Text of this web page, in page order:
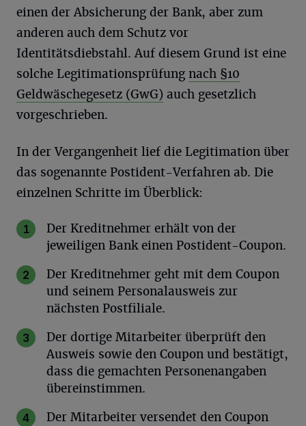
einen der Absicherung der Bank, aber zum
anderen auch dem Schutz vor
Identitätsdiebstahl. Auf diesem Grund ist eine
solche Legitimationsprüfungnach §10
Geldwäschegesetz (GwG) auch gesetzlich
vorgeschrieben.
In der Vergangenheit lief die Legitimation über
das sogenannte Postident-Verfahren ab. Die
einzelnen Schritte im Überblick:
Der Kreditnehmer erhält von der
jeweiligen Bank einen Postident-Coupon.
Der Kreditnehmer geht mit dem Coupon
und seinem Personalausweis zur
nächsten Postfiliale.
Der dortige Mitarbeiter überprüft den
Ausweis sowie den Coupon und bestätigt,
dass die gemachten Personenangaben
übereinstimmen.
Der Mitarbeiter versendet den Coupon